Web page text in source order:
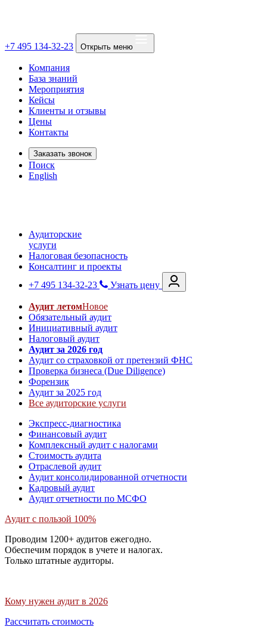
+7 495 134-32-23 Открыть меню
Компания
База знаний
Мероприятия
Кейсы
Клиенты и отзывы
Цены
Контакты
Заказать звонок
Поиск
English
Аудиторские
услуги
Налоговая безопасность
Консалтинг и проекты
+7 495 134-32-23
Узнать цену
Аудит летомНовое
Обязательный аудит
Инициативный аудит
Налоговый аудит
Аудит за 2026 год
Аудит со страховкой от претензий ФНС
Проверка бизнеса (Due Diligence)
Форензик
Аудит за 2025 год
Все аудиторские услуги
Экспресс-диагностика
Финансовый аудит
Комплексный аудит с налогами
Стоимость аудита
Отраслевой аудит
Аудит консолидированной отчетности
Кадровый аудит
Аудит отчетности по МСФО
Аудит с пользой 100%
Проводим 1200+ аудитов ежегодно.
Обеспечим порядок в учете и налогах.
Только штатные аудиторы.
Кому нужен аудит в 2026
Рассчитать стоимость